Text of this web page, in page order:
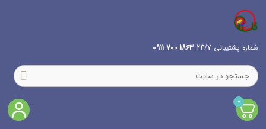
شماره پشتیبانی 24/7 1863 700 0911
0